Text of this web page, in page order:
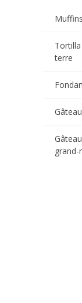
terre
grand-